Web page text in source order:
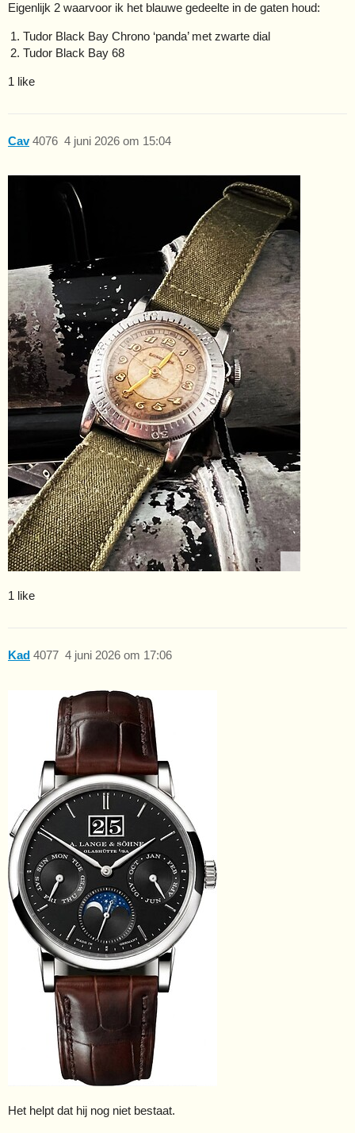
Eigenlijk 2 waarvoor ik het blauwe gedeelte in de gaten houd:
Tudor Black Bay Chrono ‘panda’ met zwarte dial
Tudor Black Bay 68
1 like
Cav 4 juni 2026 om 15:04
4076
1 like
Kad 4 juni 2026 om 17:06
4077
Het helpt dat hij nog niet bestaat.